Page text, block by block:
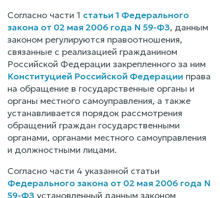
Согласно части 1 статьи 1 Федерального
закона от 02 мая 2006 года N 59-ФЗ, данным
законом регулируются правоотношения,
связанные с реализацией гражданином
Российской Федерации закрепленного за ним
Конституцией Российской Федерации права
на обращение в государственные органы и
органы местного самоуправления, а также
устанавливается порядок рассмотрения
обращений граждан государственными
органами, органами местного самоуправления
и должностными лицами.
Согласно части 4 указанной статьи
Федерального закона от 02 мая 2006 года N
59-ФЗ установленный данным законом